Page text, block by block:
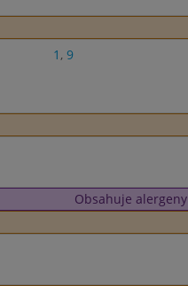
1 , 9
Obsahuje alergeny